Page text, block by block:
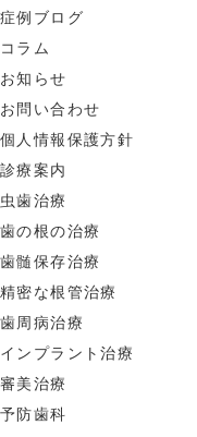
症例ブログ
コラム
お知らせ
お問い合わせ
個人情報保護方針
診療案内
虫歯治療
歯の根の治療
歯髄保存治療
精密な根管治療
歯周病治療
インプラント治療
審美治療
予防歯科